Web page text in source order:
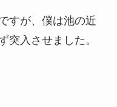
すが、僕は池の近
突入させました。